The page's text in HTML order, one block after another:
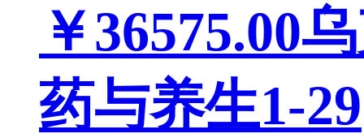
￥36575.00
药与养生1-29